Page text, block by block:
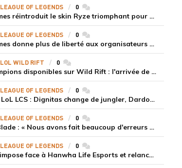
LEAGUE OF LEGENDS 0commentaires
Riot Games réintroduit le skin Ryze triomphant pour récompenser la scène amateur
LEAGUE OF LEGENDS 0commentaires
Riot Games donne plus de liberté aux organisateurs de tournois locaux sur League of Legends
LOL WILD RIFT 0commentaires
Les champions disponibles sur Wild Rift : l'arrivée de Cho'Gath
LEAGUE OF LEGENDS 0commentaires
Mercato LoL LCS : Dignitas change de jungler, Dardoch fait son retour en LCS, eXyu annonce sa retraite
LEAGUE OF LEGENDS 0commentaires
BrokenBlade : « Nous avons fait beaucoup d'erreurs bêtes, mais une victoire reste une victoire et c'est une chose dont on peut se réjouir »
LEAGUE OF LEGENDS 0commentaires
Gen.G s'impose face à Hanwha Life Esports et relance sa dynamique en LCK